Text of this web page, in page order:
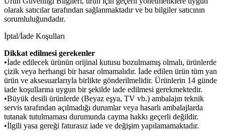
olarak satıcılar tarafından sağlanmaktadır ve bu bilgiler satıcının
sorumluluğundadır.
İptal/İade Koşulları
Dikkat edilmesi gerekenler
•İade edilecek ürünün orijinal kutusu bozulmamış olmalı, ürünlerde
çizik veya herhangi bir hasar olmamalıdır. İade edilen ürün tüm yan
ürün ve aksesuarlarıyla birlikte gönderilmelidir. Ürünlerin 14 günde
iade koşullarına uygun bir şekilde iade edilmesi gerekmektedir.
•Büyük desili ürünlerde (Beyaz eşya, TV vb.) ambalajın teknik
servis tarafından açılmadığı durumlar veya hasarlı ambalajlarda
tutanak tutulmaması durumunda cayma hakkı geçerli değildir.
•İlgili yasa gereği faturasız iade ve değişim yapılamamaktadır.